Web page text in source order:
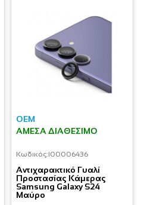
OEM
ΆΜΕΣΑ ΔΙΑΘΈΣΙΜΟ
Κωδικός:I00006436
Aντιχαρακτικό Γυαλί
Προστασίας Κάμερας
Samsung Galaxy S24
Μαύρο